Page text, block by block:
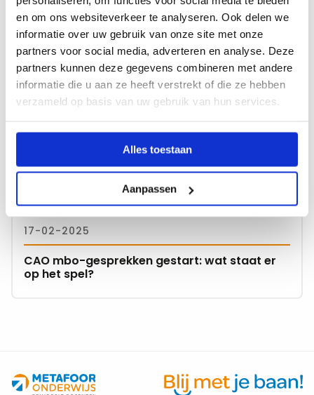
en om ons websiteverkeer te analyseren. Ook delen we
informatie over uw gebruik van onze site met onze
partners voor social media, adverteren en analyse. Deze
partners kunnen deze gegevens combineren met andere
informatie die u aan ze heeft verstrekt of die ze hebben
verzameld op basis van uw gebruik van hun services.
Alles toestaan
Aanpassen
26-06-2025
Geld voor mbo-scholen met dalend
leerlingenaantal
over
Geld
voor
mbo-
scholen
met
dalend
17-02-2025
CAO mbo-gesprekken gestart: wat staat er
op het spel?
meer
mbo-
gesprekken
gestart:
wat
staat